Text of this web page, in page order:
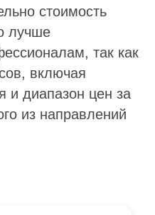
стоимость
лучше
так как
включая
и диапазон цен за
из направлений